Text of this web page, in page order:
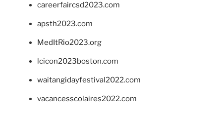
careerfaircsd2023.com
apsth2023.com
MedItRio2023.org
lcicon2023boston.com
waitangidayfestival2022.com
vacancesscolaires2022.com